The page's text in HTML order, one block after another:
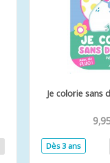
Je colorie sans
Dès 3 ans